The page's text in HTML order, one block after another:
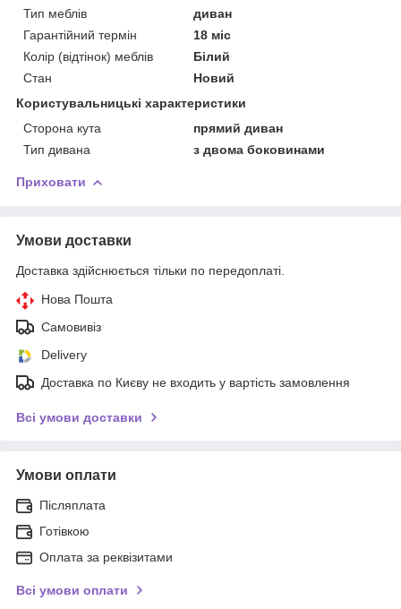
Тип меблів
диван
Гарантійний термін
18 міс
Колір (відтінок) меблів
Білий
Стан
Новий
Користувальницькі характеристики
Сторона кута
прямий диван
Тип дивана
з двома боковинами
Приховати
Умови доставки
Доставка здійснюється тільки по передоплаті.
Нова Пошта
Самовивіз
Delivery
Доставка по Києву не входить у вартість замовлення
Всі умови доставки
Умови оплати
Післяплата
Готівкою
Оплата за реквізитами
Всі умови оплати